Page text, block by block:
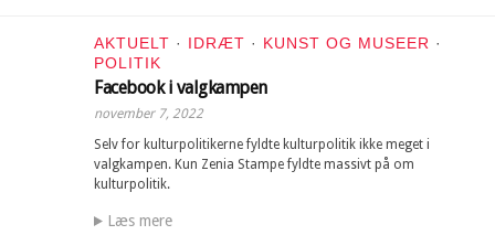
AKTUELT · IDRÆT · KUNST OG MUSEER ·
POLITIK
Facebook i valgkampen
november 7, 2022
Selv for kulturpolitikerne fyldte kulturpolitik ikke meget i
valgkampen. Kun Zenia Stampe fyldte massivt på om
kulturpolitik.
Læs mere